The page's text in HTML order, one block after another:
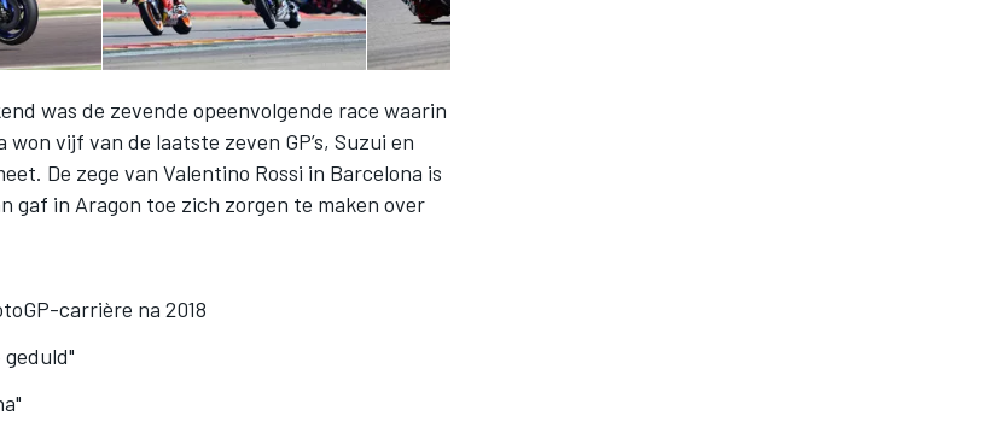
was de zevende opeenvolgende race waarin
vijf van de laatste zeven GP’s, Suzui en
De zege van Valentino Rossi in Barcelona is
gaf in Aragon toe zich zorgen te maken over
carrière na 2018